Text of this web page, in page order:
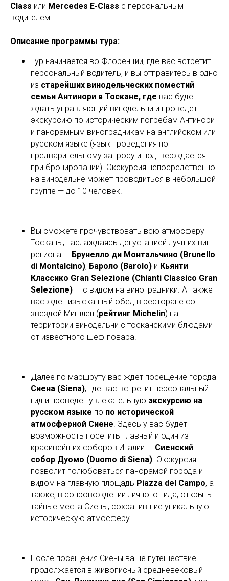
Class или Mercedes E-Class с персональным
водителем.
Описание программы тура:
Тур начинается во Флоренции, где вас встретит
персональный водитель, и вы отправитесь в одно
из старейших винодельческих поместий
семьи Антинори в Тоскане, где вас будет
ждать управляющий винодельни и проведет
экскурсию по историческим погребам Антинори
и панорамным виноградникам на английском или
русском языке (язык проведения по
предварительному запросу и подтверждается
при бронировании). Экскурсия непосредственно
на винодельне может проводиться в небольшой
группе — до 10 человек.
Вы сможете прочувствовать всю атмосферу
Тосканы, наслаждаясь дегустацией лучших вин
региона — Брунелло ди Монтальчино (Brunello
di Montalcino), Бароло (Barolo) и Кьянти
Классико Gran Selezione (Chianti Classico Gran
Selezione) — с видом на виноградники. А также
вас ждет изысканный обед в ресторане со
звездой Мишлен (рейтинг Michelin) на
территории винодельни с тосканскими блюдами
от известного шеф-повара.
Далее по маршруту вас ждет посещение города
Сиена (Siena), где вас встретит персональный
гид и проведет увлекательную экскурсию на
русском языке по по исторической
атмосферной Сиене . Здесь у вас будет
возможность посетить главный и один из
красивейших соборов Италии — Сиенский
собор Дуомо (Duomo di Siena) . Экскурсия
позволит полюбоваться панорамой города и
видом на главную площадь Piazza del Campo, а
также, в сопровождении личного гида, открыть
тайные места Сиены, сохранившие уникальную
историческую атмосферу.
После посещения Сиены ваше путешествие
продолжается в живописный средневековый